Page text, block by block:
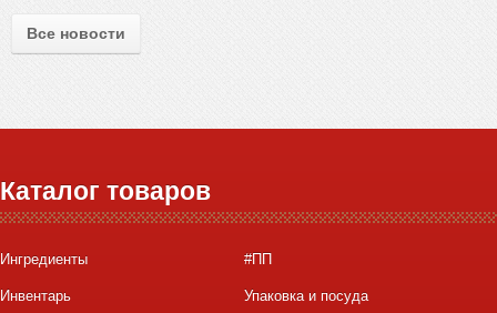
Все новости
Каталог товаров
Ингредиенты #ПП
Инвентарь Упаковка и посуда